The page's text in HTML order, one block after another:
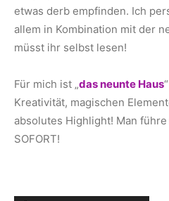
etwas derb empfinden. Ich
allem in Kombination mit der
müsst ihr selbst lesen!
Für mich ist „das neunte Haus
Kreativität, magischen
absolutes Highlight! Man
SOFORT!